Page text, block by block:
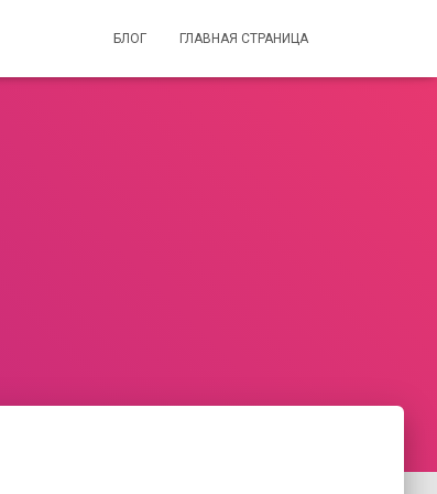
БЛОГ ГЛАВНАЯ СТРАНИЦА